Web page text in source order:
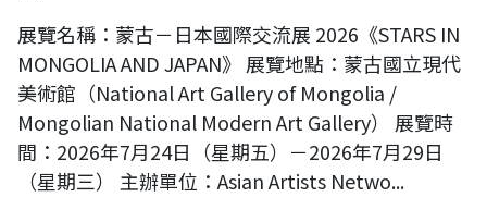
展覽名稱：蒙古－日本國際交流展 2026《STARS IN
MONGOLIA AND JAPAN》 展覽地點：蒙古國立現代
美術館（National Art Gallery of Mongolia /
Mongolian National Modern Art Gallery） 展覽時
間：2026年7月24日（星期五）－2026年7月29日
（星期三） 主辦單位：Asian Artists Netwo...